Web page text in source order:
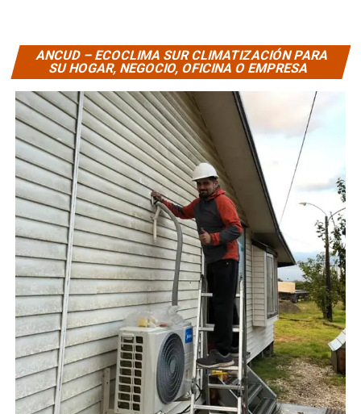
ANCUD – ECOCLIMA SUR CLIMATIZACIÓN PARA
SU HOGAR, NEGOCIO, OFICINA O EMPRESA